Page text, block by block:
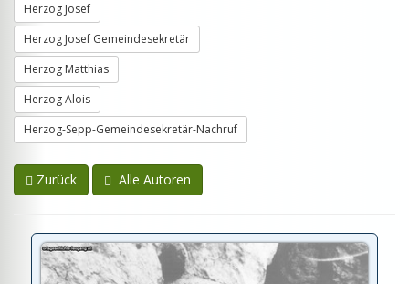
Herzog Josef
Herzog Josef Gemeindesekretär
Herzog Matthias
Herzog Alois
Herzog-Sepp-Gemeindesekretär-Nachruf
Zurück Alle Autoren